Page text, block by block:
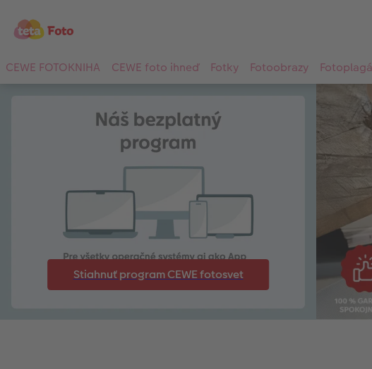
CEWE FOTOKNIHA CEWE foto ihneď Fotky Fotoobrazy